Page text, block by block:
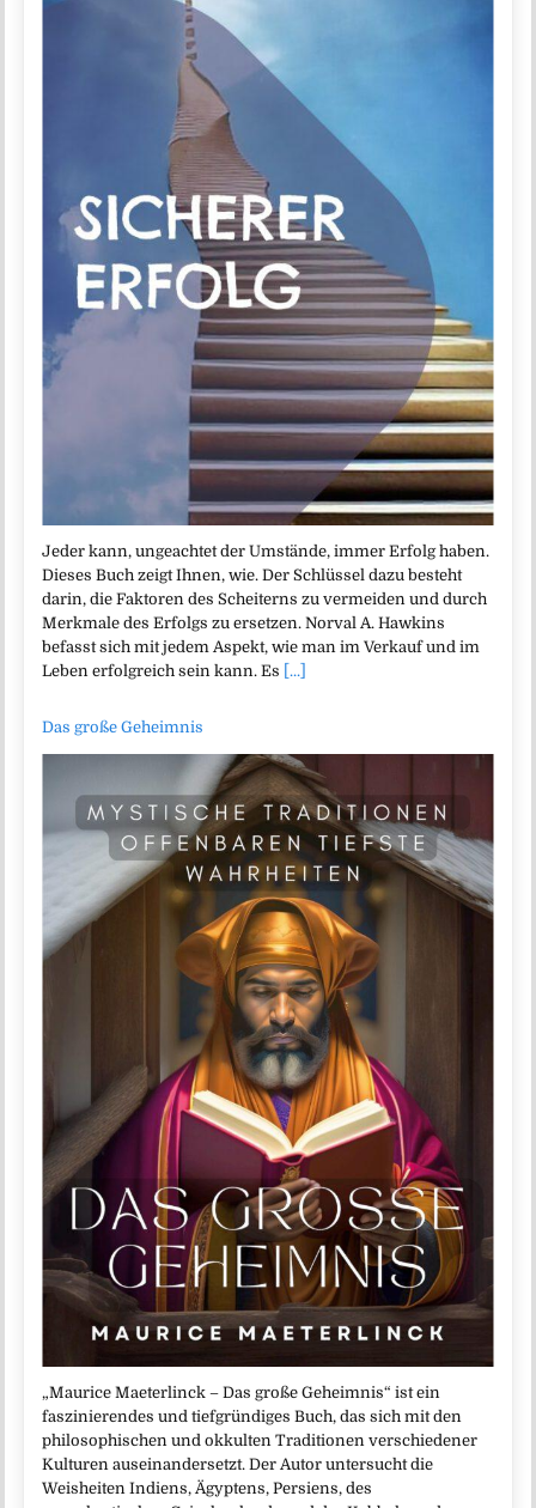
Jeder kann, ungeachtet der Umstände, immer Erfolg haben.
Dieses Buch zeigt Ihnen, wie. Der Schlüssel dazu besteht
darin, die Faktoren des Scheiterns zu vermeiden und durch
Merkmale des Erfolgs zu ersetzen. Norval A. Hawkins
befasst sich mit jedem Aspekt, wie man im Verkauf und im
Leben erfolgreich sein kann. Es [...]
Das große Geheimnis
„Maurice Maeterlinck – Das große Geheimnis“ ist ein
faszinierendes und tiefgründiges Buch, das sich mit den
philosophischen und okkulten Traditionen verschiedener
Kulturen auseinandersetzt. Der Autor untersucht die
Weisheiten Indiens, Ägyptens, Persiens, des